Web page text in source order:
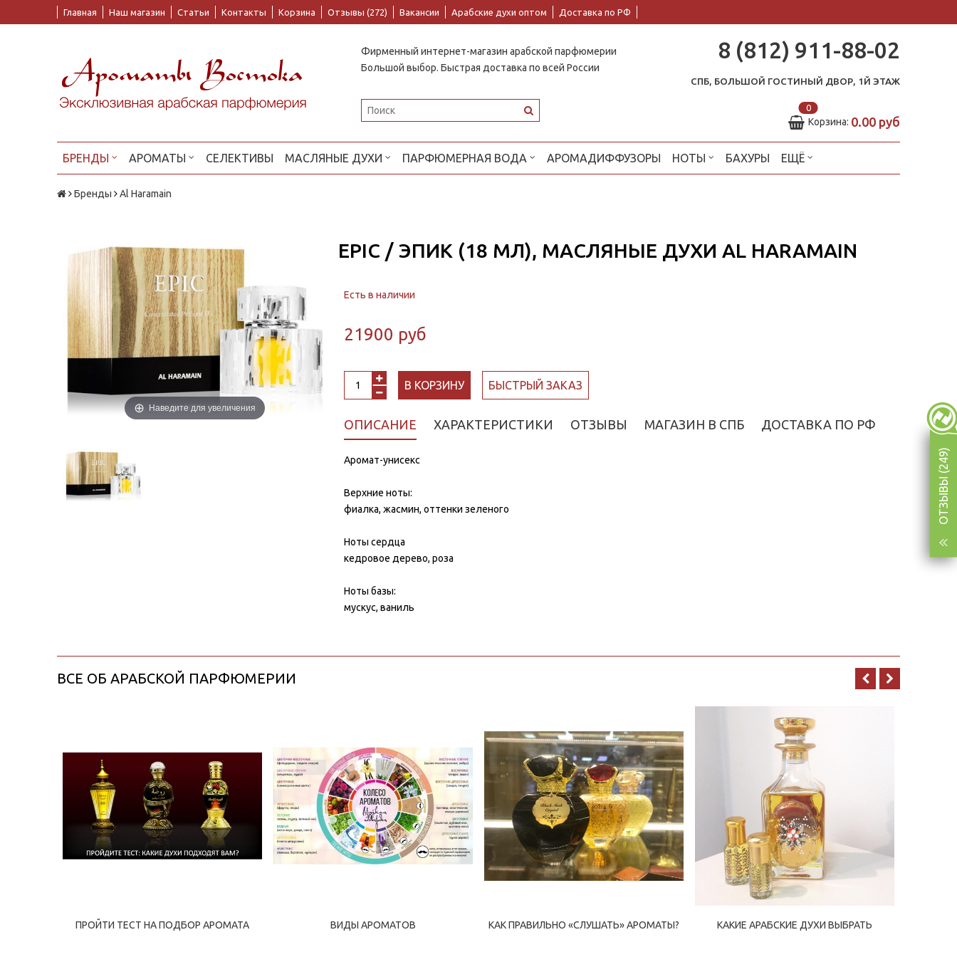
Главная Наш магазин Статьи Контакты Корзина Отзывы (272) Вакансии Арабские духи оптом Доставка по РФ
Фирменный интернет-магазин арабской парфюмерии
Большой выбор. Быстрая доставка по всей России
8 (812) 911-88-02
СПБ, БОЛЬШОЙ ГОСТИНЫЙ ДВОР, 1Й ЭТАЖ
0
Корзина: 0.00 руб
БРЕНДЫ АРОМАТЫ СЕЛЕКТИВЫ МАСЛЯНЫЕ ДУХИ ПАРФЮМЕРНАЯ ВОДА АРОМАДИФФУЗОРЫ НОТЫ БАХУРЫ ЕЩЁ
Бренды Al Haramain
EPIC / ЭПИК (18 МЛ), МАСЛЯНЫЕ ДУХИ AL HARAMAIN
Наведите для увеличения
Есть в наличии
21900 руб
В КОРЗИНУ БЫСТРЫЙ ЗАКАЗ
ОПИСАНИЕ ХАРАКТЕРИСТИКИ ОТЗЫВЫ МАГАЗИН В СПБ ДОСТАВКА ПО РФ
Аромат-унисекс
Верхние ноты:
фиалка, жасмин, оттенки зеленого
Ноты сердца
кедровое дерево, роза
Ноты базы:
мускус, ваниль
ВСЕ ОБ АРАБСКОЙ ПАРФЮМЕРИИ
ПРОЙТИ ТЕСТ НА ПОДБОР АРОМАТА ВИДЫ АРОМАТОВ КАК ПРАВИЛЬНО «СЛУШАТЬ» АРОМАТЫ? КАКИЕ АРАБСКИЕ ДУХИ ВЫБРАТЬ
ОТЗЫВЫ (249)